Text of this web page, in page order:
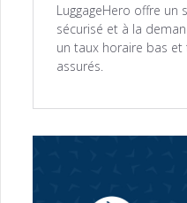
LuggageHero offre un
sécurisé et à la
un taux horaire bas
assurés.